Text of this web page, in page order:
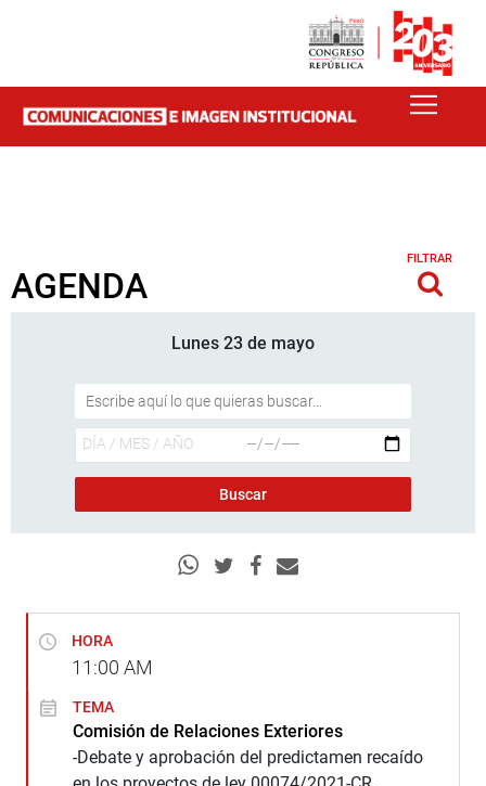
AGENDA
FILTRAR
Lunes 23 de mayo
HORA
11:00 AM
TEMA
Comisión de Relaciones Exteriores
-Debate y aprobación del predictamen recaído